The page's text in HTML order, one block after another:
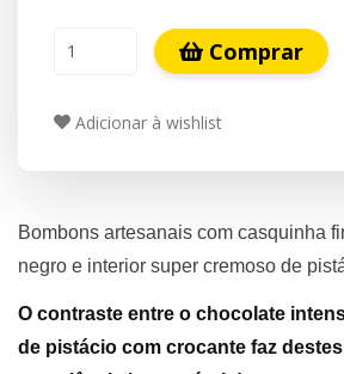
Comprar
Adicionar à wishlist
Bombons artesanais com casquinha
negro e interior super cremoso de
O contraste entre o chocolate
de pistácio com crocante faz